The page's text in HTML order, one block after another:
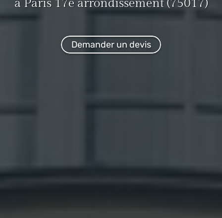
à Paris 17e arrondissement (75017)
Demander un devis